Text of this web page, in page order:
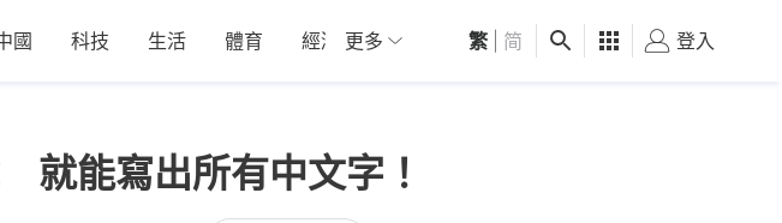
國 科技 生活 體育 經濟 01深圳 觀點 健康 好食玩飛
更多 繁 简 登入
就能寫出所有中文字！